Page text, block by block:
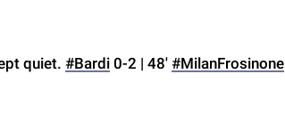
quiet. #Bardi 0-2 | 48′ #MilanFrosinone